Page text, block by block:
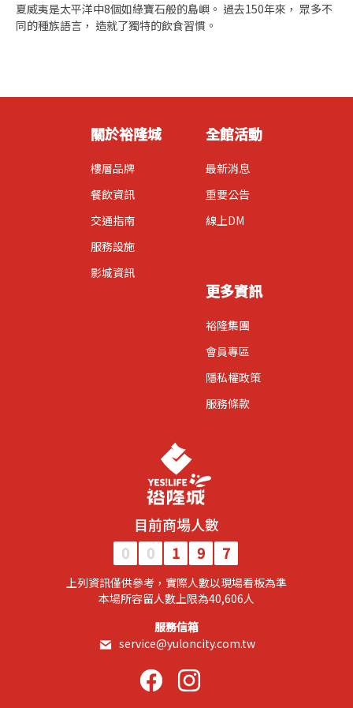
夏威夷是太平洋中8個如綠寶石般的島嶼。 過去150年來， 眾多不
同的種族語言， 造就了獨特的飲食習慣。
關於裕隆城
樓層品牌
餐飲資訊
交通指南
服務設施
影城資訊
全館活動
最新消息
重要公告
線上DM
更多資訊
裕隆集團
會員專區
隱私權政策
服務條款
目前商場人數
0
0 1 9 7
上列資訊僅供參考，實際人數以現場看板為準
​本場所容留人數上限為40,606人​
服務信箱
service@yuloncity.com.tw